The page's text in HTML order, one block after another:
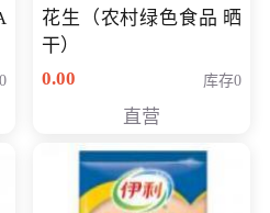
花生（农村绿色食品 晒
干）
0.00
库存0
直营